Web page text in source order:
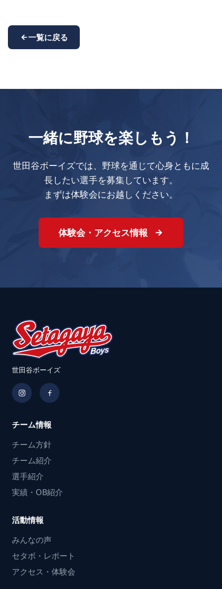
一覧に戻る
一緒に野球を楽しもう！
世田谷ボーイズでは、野球を通じて心身ともに成
長したい選手を募集しています。
まずは体験会にお越しください。
体験会・アクセス情報
世田谷ボーイズ
チーム情報
チーム方針
チーム紹介
選手紹介
実績・OB紹介
活動情報
みんなの声
セタボ・レポート
アクセス・体験会